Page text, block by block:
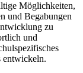
Möglichkeiten,
und Begabungen
zu
und
entwickeln.